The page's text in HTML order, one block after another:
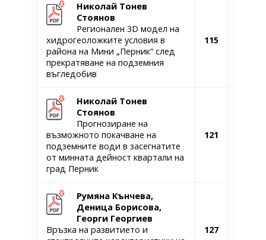
Николай Тонев
Стоянов
Регионален 3D модел на
хидрогеоложките условия в
района на Мини „Перник“ след
прекратяване на подземния
въгледобив
115
Николай Тонев
Стоянов
Прогнозиране на
възможното покачване на
подземните води в засегнатите
от минната дейност квартали на
град Перник
121
Румяна Кънчева,
Деница Борисова,
Георги Георгиев
Връзка на развитието и
127